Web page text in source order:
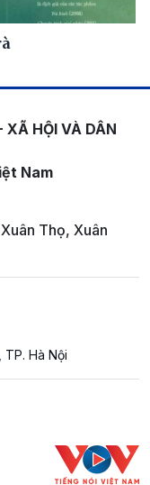
XÃ HỘI VÀ DÂN
Nam
Thọ, Xuân
Hà Nội